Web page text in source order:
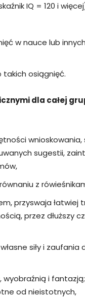
IQ = 120 i
w nauce lub
osiągnięć.
dla całej
sugestii,
z
przyswaja
przez dłuższy
siły i
i
od nieistotnych,